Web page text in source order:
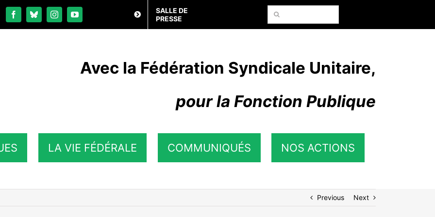
SALLE DE
PRESSE
Rechercher:
Avec la Fédération Syndicale Unitaire,
pour la Fonction Publique
LA VIE FÉDÉRALE COMMUNIQUÉS NOS ACTIONS
Previous Next